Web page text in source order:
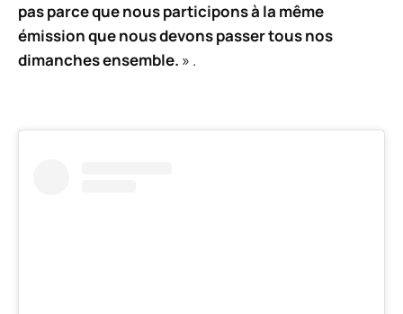
pas parce que nous participons à la même
émission que nous devons passer tous nos
dimanches ensemble. » .